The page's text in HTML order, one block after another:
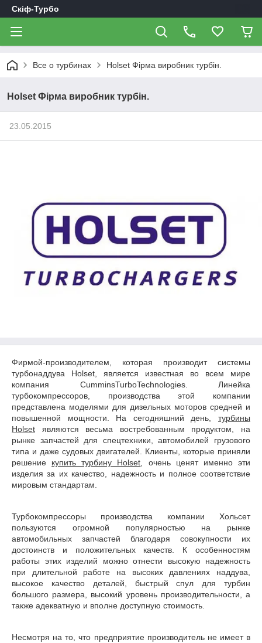
Скіф-Турбо
Все о турбинах Holset Фірма виробник турбін.
Holset Фірма виробник турбін.
23.05.2015
Фирмой-производителем, которая производит системы
турбонаддува Holset, является известная во всем мире
компания CumminsTurboTechnologies. Линейка
турбокомпрессоров, производства этой компании
представлена моделями для дизельных моторов средней и
повышенной мощности. На сегодняшний день, турбины
Holset являются весьма востребованным продуктом, на
рынке запчастей для спецтехники, автомобилей грузового
типа и даже судовых двигателей. Клиенты, которые приняли
решение купить турбину Holset , очень ценят именно эти
изделия за их качество, надежность и полное соответствие
мировым стандартам.
Турбокомпрессоры производства компании Хольсет
пользуются огромной популярностью на рынке
автомобильных запчастей благодаря совокупности их
достоинств и положительных качеств. К особенностям
работы этих изделий можно отнести высокую надежность
при длительной работе на высоких давлениях наддува,
высокое качество деталей, быстрый спул для турбин
большого размера, высокий уровень производительности, а
также адекватную и вполне доступную стоимость.
Несмотря на то, что предприятие производитель не имеет в